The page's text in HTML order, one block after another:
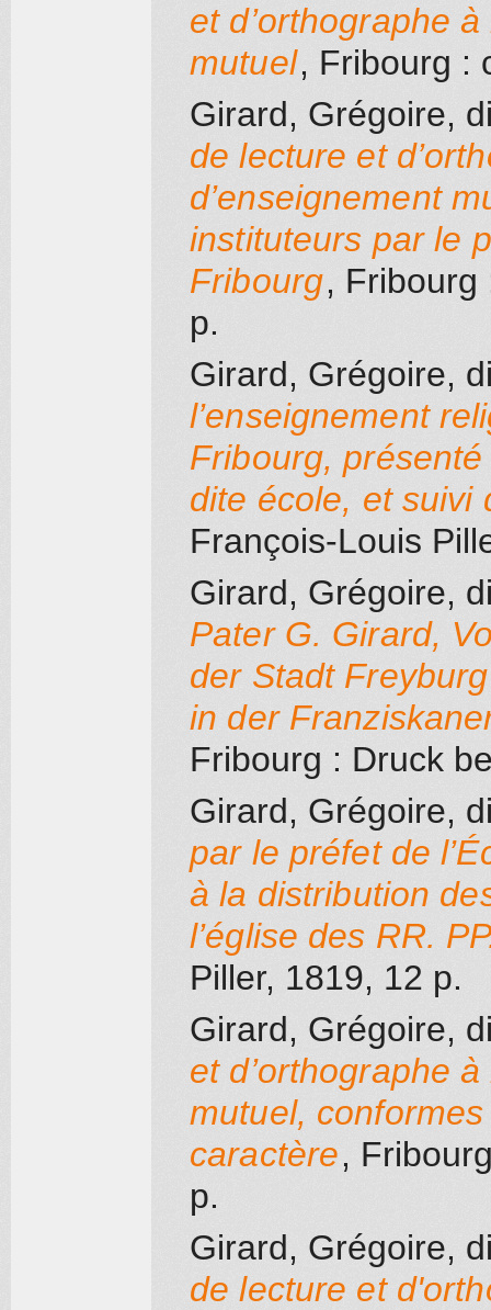
et d’orthographe
mutuel, Fribourg :
Girard, Grégoire,
de lecture et
d’enseignement
instituteurs par le
Fribourg, Fribourg
p.
Girard, Grégoire,
l’enseignement
Fribourg,
dite école, et suivi
François-Louis
Girard, Grégoire,
Pater G. Girard,
der Stadt
in der
Fribourg : Druck
Girard, Grégoire,
par le préfet de
à la distribution
l’église des RR.
Piller, 1819, 12 p.
Girard, Grégoire,
et d’orthographe
mutuel,
caractère,
p.
Girard, Grégoire,
de lecture et